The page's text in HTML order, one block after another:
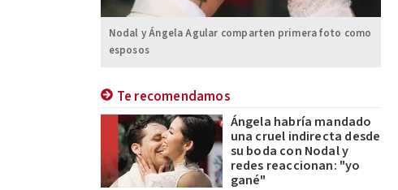
Nodal y Ángela Agular comparten primera foto como
esposos
Te recomendamos
Ángela habría mandado
una cruel indirecta desde
su boda con Nodal y
redes reaccionan: "yo
gané"